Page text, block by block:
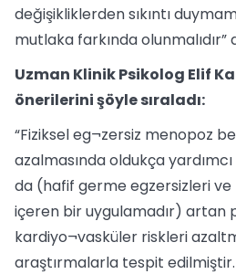
değişikliklerden sıkıntı
mutlaka farkında olunmalıdır”
Uzman Klinik Psikolog Elif
önerilerini şöyle sıraladı:
“Fiziksel eg¬zersiz menopoz
azalmasında oldukça
da (hafif germe egzersizleri
içeren bir uygulamadır) artan
kardiyo¬vasküler riskleri
araştırmalarla tespit